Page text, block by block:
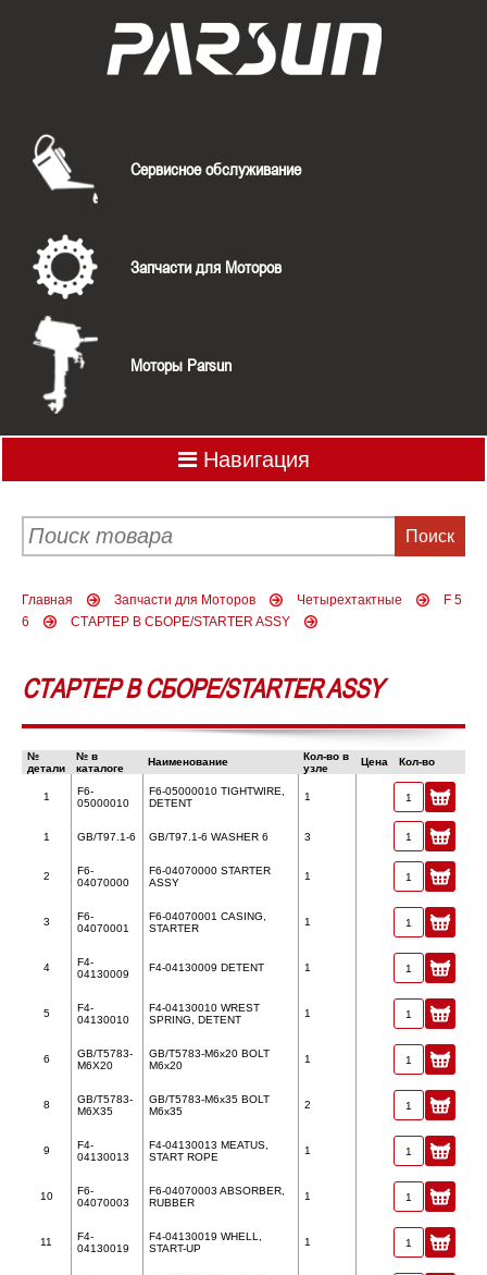
Сервисное обслуживание
Запчасти для Моторов
Моторы Parsun
Навигация
Главная Запчасти для Моторов Четырехтактные
F 5
6
СТАРТЕР В СБОРЕ/STARTER ASSY
СТАРТЕР В СБОРЕ/STARTER ASSY
№
детали
№ в
каталоге
Наименование
Кол-во в
узле
Цена Кол-во
1
F6-
05000010
F6-05000010 TIGHTWIRE,
DETENT
1
1 GB/T97.1-6 GB/T97.1-6 WASHER 6 3
2
F6-
04070000
F6-04070000 STARTER
ASSY
1
3
F6-
04070001
F6-04070001 CASING,
STARTER
1
4
F4-
04130009
F4-04130009 DETENT 1
5
F4-
04130010
F4-04130010 WREST
SPRING, DETENT
1
6
GB/T5783-
M6X20
GB/T5783-M6x20 BOLT
M6x20
1
8
GB/T5783-
M6X35
GB/T5783-M6x35 BOLT
M6x35
2
9
F4-
04130013
F4-04130013 MEATUS,
START ROPE
1
10
F6-
04070003
F6-04070003 ABSORBER,
RUBBER
1
11
F4-
04130019
F4-04130019 WHELL,
START-UP
1